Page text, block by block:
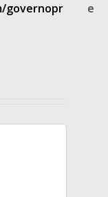
governopre